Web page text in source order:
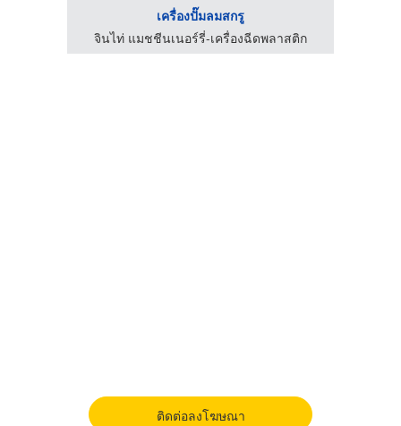
เครื่องปั๊มลมสกรู
จินไท่ แมชชีนเนอร์รี่-เครื่องฉีดพลาสติก
ติดต่อลงโฆษณา